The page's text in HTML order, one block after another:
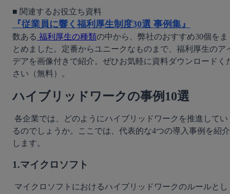
『従業員に響く福利厚生制度30選 事例集』
数ある 福利厚生の種類の中から、弊社のおすすめ30個をま
とめました。定番からユニークなものまで、福利厚生のア
デアを画像付きで紹介。ぜひお気軽に資料ダウンロードく
さい（無料）。
ハイブリッドワークの事例10選
るのでしょうか。ここでは、代表的な4つの導入事例を紹介
します。
1.マイクロソフト